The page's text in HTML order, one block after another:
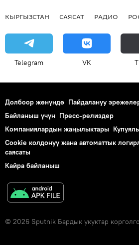
КЫРГЫЗСТАН САЯСАТ РАДИО
Telegram VK
Долбоор жөнүндө Пайдалануу
Байланыш үчүн Пресс-релиздер
Компаниялардын жаңылыктары
Cookie колдонуу жана автоматтык
саясаты
Кайра байланыш
© 2026 Sputnik Бардык укуктар